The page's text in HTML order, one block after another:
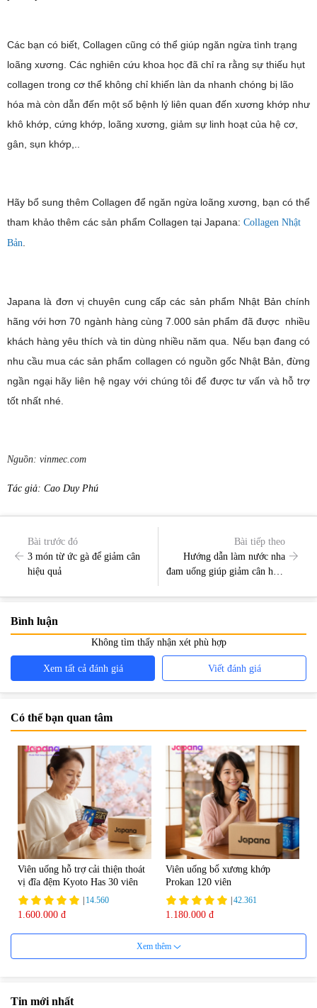
Các bạn có biết, Collagen cũng có thể giúp ngăn ngừa tình trạng
loãng xương. Các nghiên cứu khoa học đã chỉ ra rằng sự thiếu hụt
collagen trong cơ thể không chỉ khiến làn da nhanh chóng bị lão
hóa mà còn dẫn đến một số bệnh lý liên quan đến xương khớp như
khô khớp, cứng khớp, loãng xương, giảm sự linh hoạt của hệ cơ,
gân, sụn khớp,..
Hãy bổ sung thêm Collagen để ngăn ngừa loãng xương, bạn có thể
tham khảo thêm các sản phẩm Collagen tại Japana: Collagen Nhật
Bản
Japana là đơn vị chuyên cung cấp các sản phẩm Nhật Bản chính
hãng với hơn 70 ngành hàng cùng 7.000 sản phẩm đã được nhiều
khách hàng yêu thích và tin dùng nhiều năm qua. Nếu bạn đang có
nhu cầu mua các sản phẩm collagen có nguồn gốc Nhật Bản, đừng
ngần ngại hãy liên hệ ngay với chúng tôi để được tư vấn và hỗ trợ
tốt nhất nhé.
Nguồn: vinmec.com
Tác giả: Cao Duy Phú
Bài trước đó
3 món từ ức gà để giảm cân
hiệu quả
Bài tiếp theo
Hướng dẫn làm nước nha
đam uống giúp giảm cân hiệu
Bình luận
Không tìm thấy nhận xét phù hợp
Xem tất cả đánh giá Viết đánh giá
Có thể bạn quan tâm
Viên uống hỗ trợ cải thiện thoát
vị đĩa đệm Kyoto Has 30 viên
14.560
1.600.000 đ
Viên uống bổ xương khớp
Prokan 120 viên
42.361
1.180.000 đ
Xem thêm
Tin mới nhất